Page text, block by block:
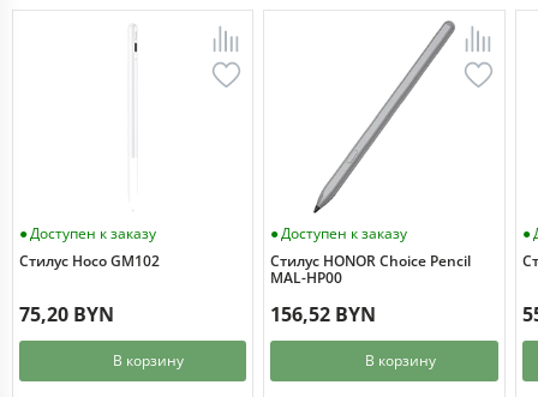
Доступен к заказу
Стилус Hoco GM102
75,20 BYN
В корзину
Доступен к заказу
Стилус HONOR Choice Pencil
MAL-HP00
156,52 BYN
В корзину